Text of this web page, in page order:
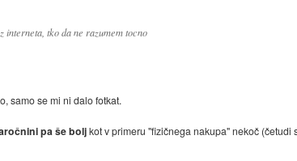
interneta, tko da ne razumem tocno
samo se mi ni dalo fotkat.
pa še boljkot v primeru "fizičnega nakupa" nekoč